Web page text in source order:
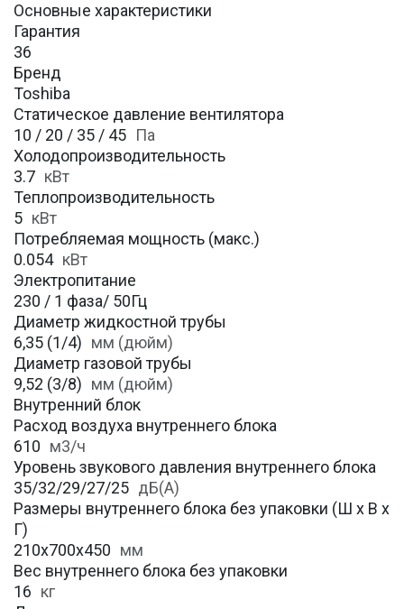
Основные характеристики
Гарантия
36
Бренд
Toshiba
Статическое давление вентилятора
10 / 20 / 35 / 45 Па
Холодопроизводительность
3.7 кВт
Теплопроизводительность
5 кВт
Потребляемая мощность (макс.)
0.054 кВт
Электропитание
230 / 1 фаза/ 50Гц
Диаметр жидкостной трубы
6,35 (1/4) мм (дюйм)
Диаметр газовой трубы
9,52 (3/8) мм (дюйм)
Внутренний блок
Расход воздуха внутреннего блока
610 м3/ч
Уровень звукового давления внутреннего блока
35/32/29/27/25 дБ(А)
Размеры внутреннего блока без упаковки (Ш х В х
Г)
210x700x450 мм
Вес внутреннего блока без упаковки
16 кг